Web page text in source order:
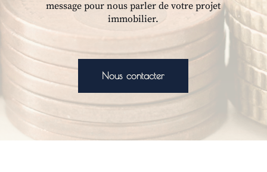
message pour nous parler de votre projet
immobilier.
Nous contacter